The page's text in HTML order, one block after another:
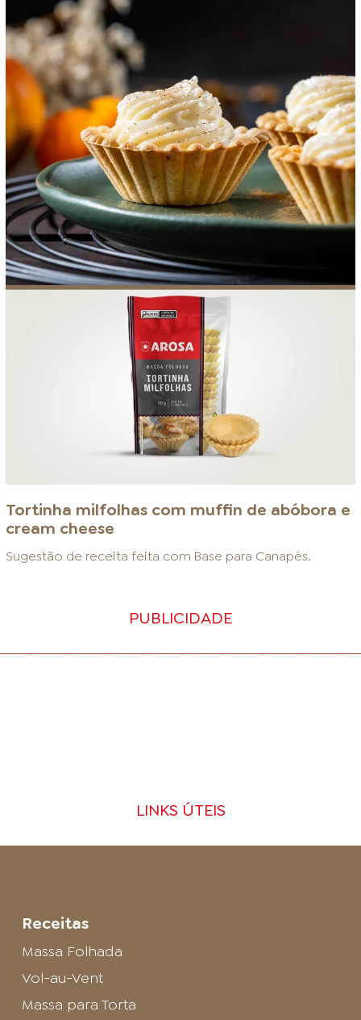
Tortinha milfolhas com muffin de abóbora e
cream cheese
Sugestão de receita feita com Base para Canapés.
PUBLICIDADE
LINKS ÚTEIS
Receitas
Massa Folhada
Vol-au-Vent
Massa para Torta